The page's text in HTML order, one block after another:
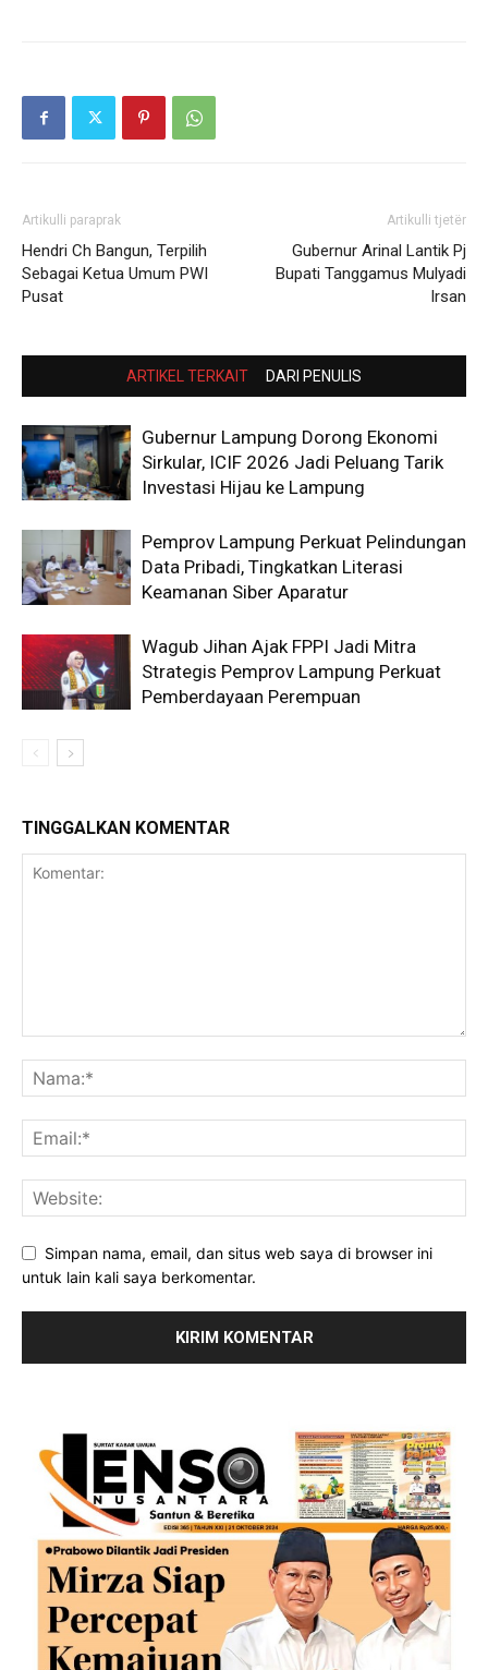
Artikulli paraprak
Hendri Ch Bangun, Terpilih
Sebagai Ketua Umum PWI
Pusat
Artikulli tjetër
Gubernur Arinal Lantik Pj
Bupati Tanggamus Mulyadi
Irsan
ARTIKEL TERKAIT DARI PENULIS
Gubernur Lampung Dorong Ekonomi
Sirkular, ICIF 2026 Jadi Peluang Tarik
Investasi Hijau ke Lampung
Pemprov Lampung Perkuat Pelindungan
Data Pribadi, Tingkatkan Literasi
Keamanan Siber Aparatur
Wagub Jihan Ajak FPPI Jadi Mitra
Strategis Pemprov Lampung Perkuat
Pemberdayaan Perempuan
TINGGALKAN KOMENTAR
Simpan nama, email, dan situs web saya di browser ini
untuk lain kali saya berkomentar.